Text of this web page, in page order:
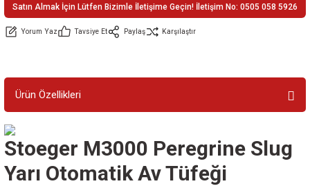
Satın Almak İçin Lütfen Bizimle İletişime Geçin! İletişim No: 0505 058 5926
Yorum Yaz Tavsiye Et Paylaş Karşılaştır
Ürün Özellikleri
Stoeger M3000 Peregrine Slug
Yarı Otomatik Av Tüfeği